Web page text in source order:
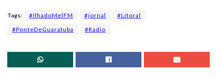
Tags: #IlhadoMelFM #jornal
#Litoral
#PonteDeGuaratuba
#Radio